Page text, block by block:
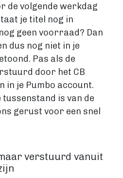
de volgende werkdag
je titel nog in
geen voorraad? Dan
dus nog niet in je
Pas als de
door het CB
in je Pumbo account.
is van de
gerust voor een snel
verstuurd vanuit